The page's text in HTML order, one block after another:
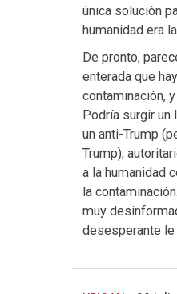
única solución
humanidad era
De pronto,
enterada que
contaminación,
Podría surgir un
un anti-Trump
Trump),
a la humanidad
la
muy
desesperante le